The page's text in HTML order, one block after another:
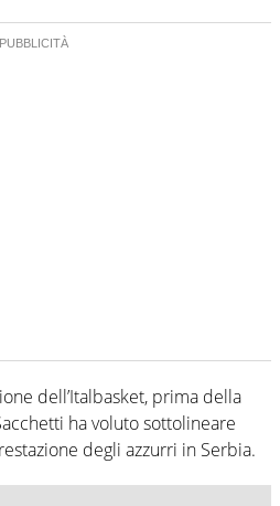
dell’Italbasket, prima della
ha voluto sottolineare
degli azzurri in Serbia.